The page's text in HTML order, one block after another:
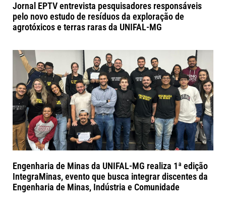
Jornal EPTV entrevista pesquisadores responsáveis
pelo novo estudo de resíduos da exploração de
agrotóxicos e terras raras da UNIFAL-MG
Engenharia de Minas da UNIFAL-MG realiza 1ª edição
IntegraMinas, evento que busca integrar discentes da
Engenharia de Minas, Indústria e Comunidade